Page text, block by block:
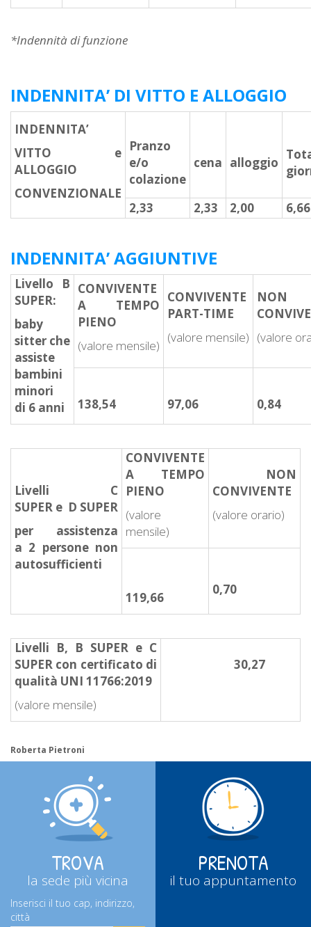
*Indennità di funzione
INDENNITA’ DI VITTO E ALLOGGIO
INDENNITA’
VITTO e
ALLOGGIO
CONVENZIONALE
Pranzo
e/o
colazione
cena alloggio
2,33 2,33 2,00 6,66
INDENNITA’ AGGIUNTIVE
Livello B
SUPER:
baby
sitter che
assiste
bambini
minori
di 6 anni
CONVIVENTE
A TEMPO
PIENO
(valore mensile)
CONVIVENTE
PART-TIME
(valore mensile)
NON
(valore
138,54 97,06 0,84
Livelli C
SUPER e D SUPER
per assistenza
a 2 persone non
autosufficienti
CONVIVENTE
A TEMPO
PIENO
(valore
mensile)
NON
CONVIVENTE
(valore orario)
119,66
0,70
Livelli B, B SUPER e C
SUPER con certificato di
qualità UNI 11766:2019
(valore mensile)
30,27
Roberta Pietroni
TROVA
la sede più vicina
Inserisci il tuo cap, indirizzo,
città
PRENOTA
il tuo appuntamento